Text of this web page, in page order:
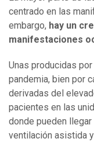
centrado en las
embargo, hay un
manifestaciones
Unas producidas
pandemia, bien por
derivadas del
pacientes en las
donde pueden
ventilación asistida